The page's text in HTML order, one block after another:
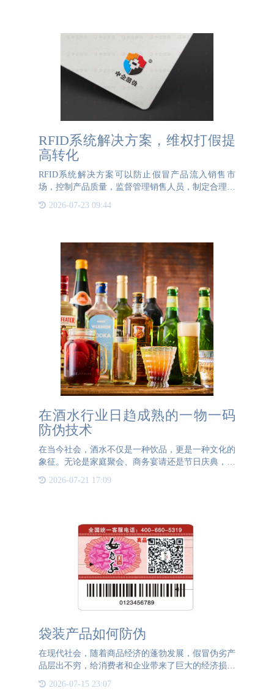
RFID系统解决方案，维权打假提
高转化
RFID系统解决方案可以防止假冒产品流入销售市
场，控制产品质量，监督管理销售人员，制定合理的
和管理，提高经营决策的及时性。作为一种RFID芯
2026-07-23 09:44
在酒水行业日趋成熟的一物一码
防伪技术
在当今社会，酒水不仅是一种饮品，更是一种文化的
象征。无论是家庭聚会、商务宴请还是节日庆典，酒
与挑战的市场中，假冒伪劣的酒水产品却屡禁不止，
2026-07-21 17:09
袋装产品如何防伪
在现代社会，随着商品经济的蓬勃发展，假冒伪劣产
品层出不穷，给消费者和企业带来了巨大的经济损失
和社会影响。尤其是对于袋装产品，由于其种类繁
多、流通广泛，成为了不法分子的主要目标之一。而
2026-07-15 23:07